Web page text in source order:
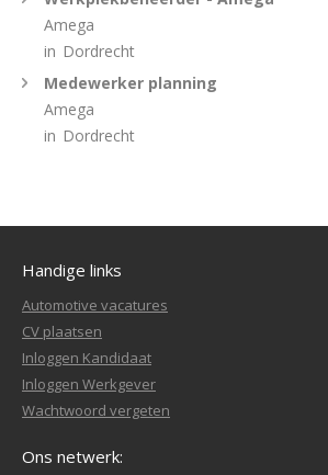
Amega
in Dordrecht
Medewerker planning
Amega
in Dordrecht
Handige links
Automotive vacatures
CV plaatsen
Inloggen Kandidaat
Inloggen Werkgever
Wachtwoord vergeten
Ons netwerk: